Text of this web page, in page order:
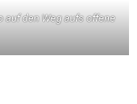
auf den Weg aufs offene